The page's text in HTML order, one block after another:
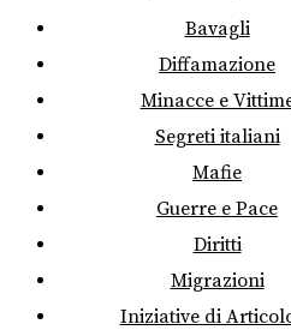
Bavagli
Diffamazione
Minacce e
Segreti italiani
Mafie
Guerre e Pace
Diritti
Migrazioni
Iniziative di